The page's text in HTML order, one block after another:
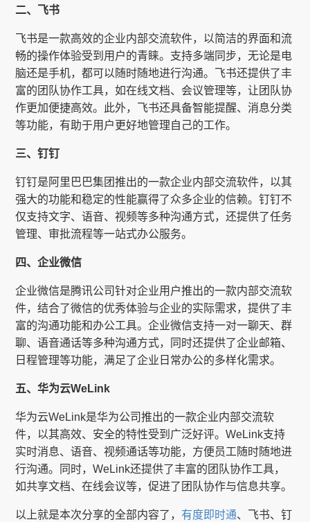
二、飞书
飞书是一款高效的企业内部交流软件，以简洁的界面和流
畅的操作体验受到用户的青睐。支持多端同步，无论是电
脑还是手机，都可以随时随地进行沟通。飞书还提供了丰
富的团队协作工具，如在线文档、会议管理等，让团队协
作更加便捷高效。此外，飞书还具备智能提醒、消息分类
等功能，有助于用户更好地管理自己的工作。
三、钉钉
钉钉是阿里巴巴集团推出的一款企业内部交流软件，以其
强大的功能和稳定的性能赢得了众多企业的信赖。钉钉不
仅支持文字、语音、视频等多种沟通方式，还提供了任务
管理、审批流程等一站式办公服务。
四、企业微信
企业微信是腾讯公司针对企业用户推出的一款内部交流软
件，结合了微信的优秀体验与企业的实际需求，提供了丰
富的沟通功能和办公工具。企业微信支持一对一聊天、群
聊、语音通话等多种沟通方式，同时还提供了企业邮箱、
日程管理等功能，满足了企业日常办公的多样化需求。
五、华为云WeLink
华为云WeLink是华为公司推出的一款企业内部交流软
件，以其高效、安全的特性受到广泛好评。WeLink支持
实时消息、语音、视频通话等功能，方便员工随时随地进
行沟通。同时，WeLink还提供了丰富的团队协作工具，
如共享文档、在线会议等，促进了团队协作与信息共享。
以上就是本次分享的全部内容了， 有度即时通、飞书、钉